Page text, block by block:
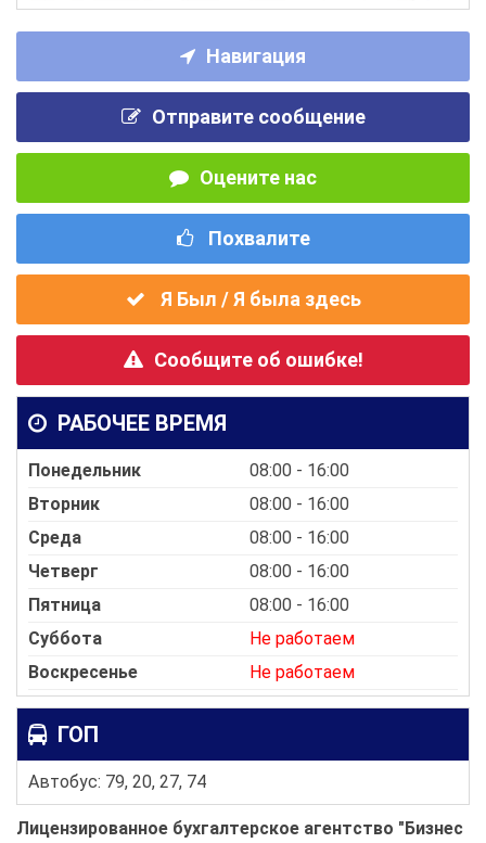
Навигация
Отправите сообщение
Оцените нас
Похвалите
Я Был / Я была здесь
Сообщите об ошибке!
РАБОЧЕЕ ВРЕМЯ
Понедельник
08:00 - 16:00
Вторник
08:00 - 16:00
Среда
08:00 - 16:00
Четверг
08:00 - 16:00
Пятница
08:00 - 16:00
Суббота
Не работаем
Воскресенье
Не работаем
ГОП
Автобус: 79, 20, 27, 74
Лицензированное бухгалтерское агентство "Бизнес